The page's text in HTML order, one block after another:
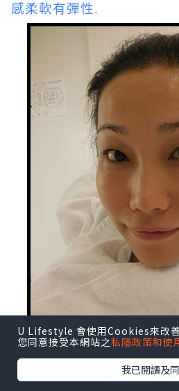
感柔軟有彈性.
U Lifestyle 會使用Cookies來改
您同意接受本網站之私隱政策和使
我已閱讀及